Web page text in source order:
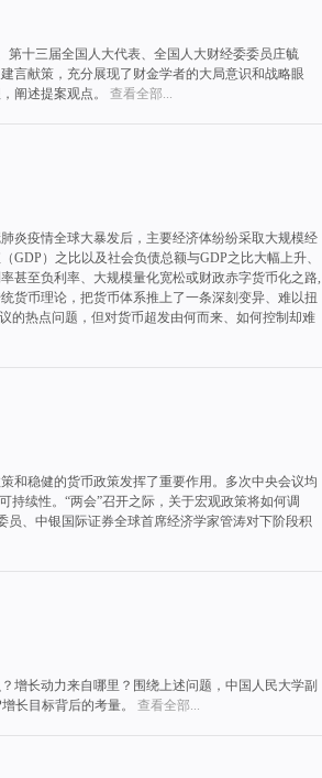
十三届全国人大代表、全国人大财经委委员庄毓
言献策，充分展现了财金学者的大局意识和战略眼
阐述提案观点。
查看全部...
炎疫情全球大暴发后，主要经济体纷纷采取大规模经
）之比以及社会负债总额与GDP之比大幅上升、
甚至负利率、大规模量化宽松或财政赤字货币化之路,
货币理论，把货币体系推上了一条深刻变异、难以扭
的热点问题，但对货币超发由何而来、如何控制却难
和稳健的货币政策发挥了重要作用。多次中央会议均
持续性。“两会”召开之际，关于宏观政策将如何调
、中银国际证券全球首席经济学家管涛对下阶段积
增长动力来自哪里？围绕上述问题，中国人民大学副
长目标背后的考量。
查看全部...